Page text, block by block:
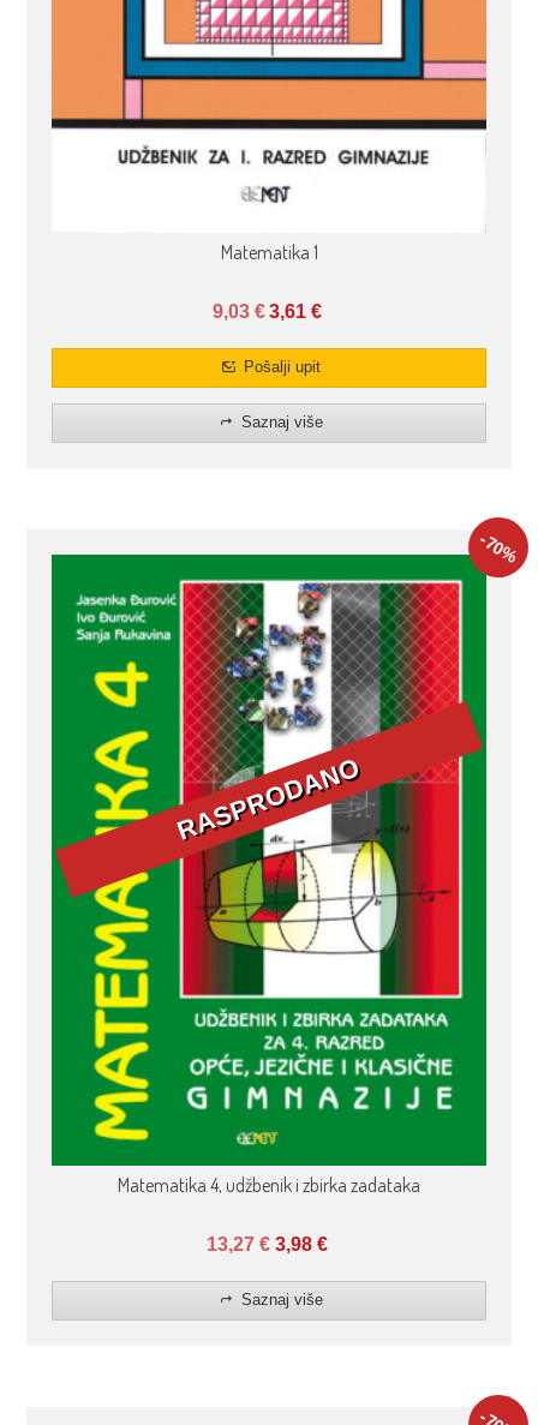
Matematika 1
9,03 €3,61 €
Pošalji upit
Saznaj više
-70%
Matematika 4, udžbenik i zbirka zadataka
13,27€ 3,98 €
Saznaj više